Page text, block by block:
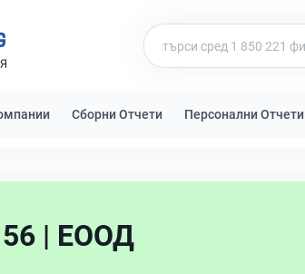
Сборни Отчети Персонални Отчети
| ЕООД